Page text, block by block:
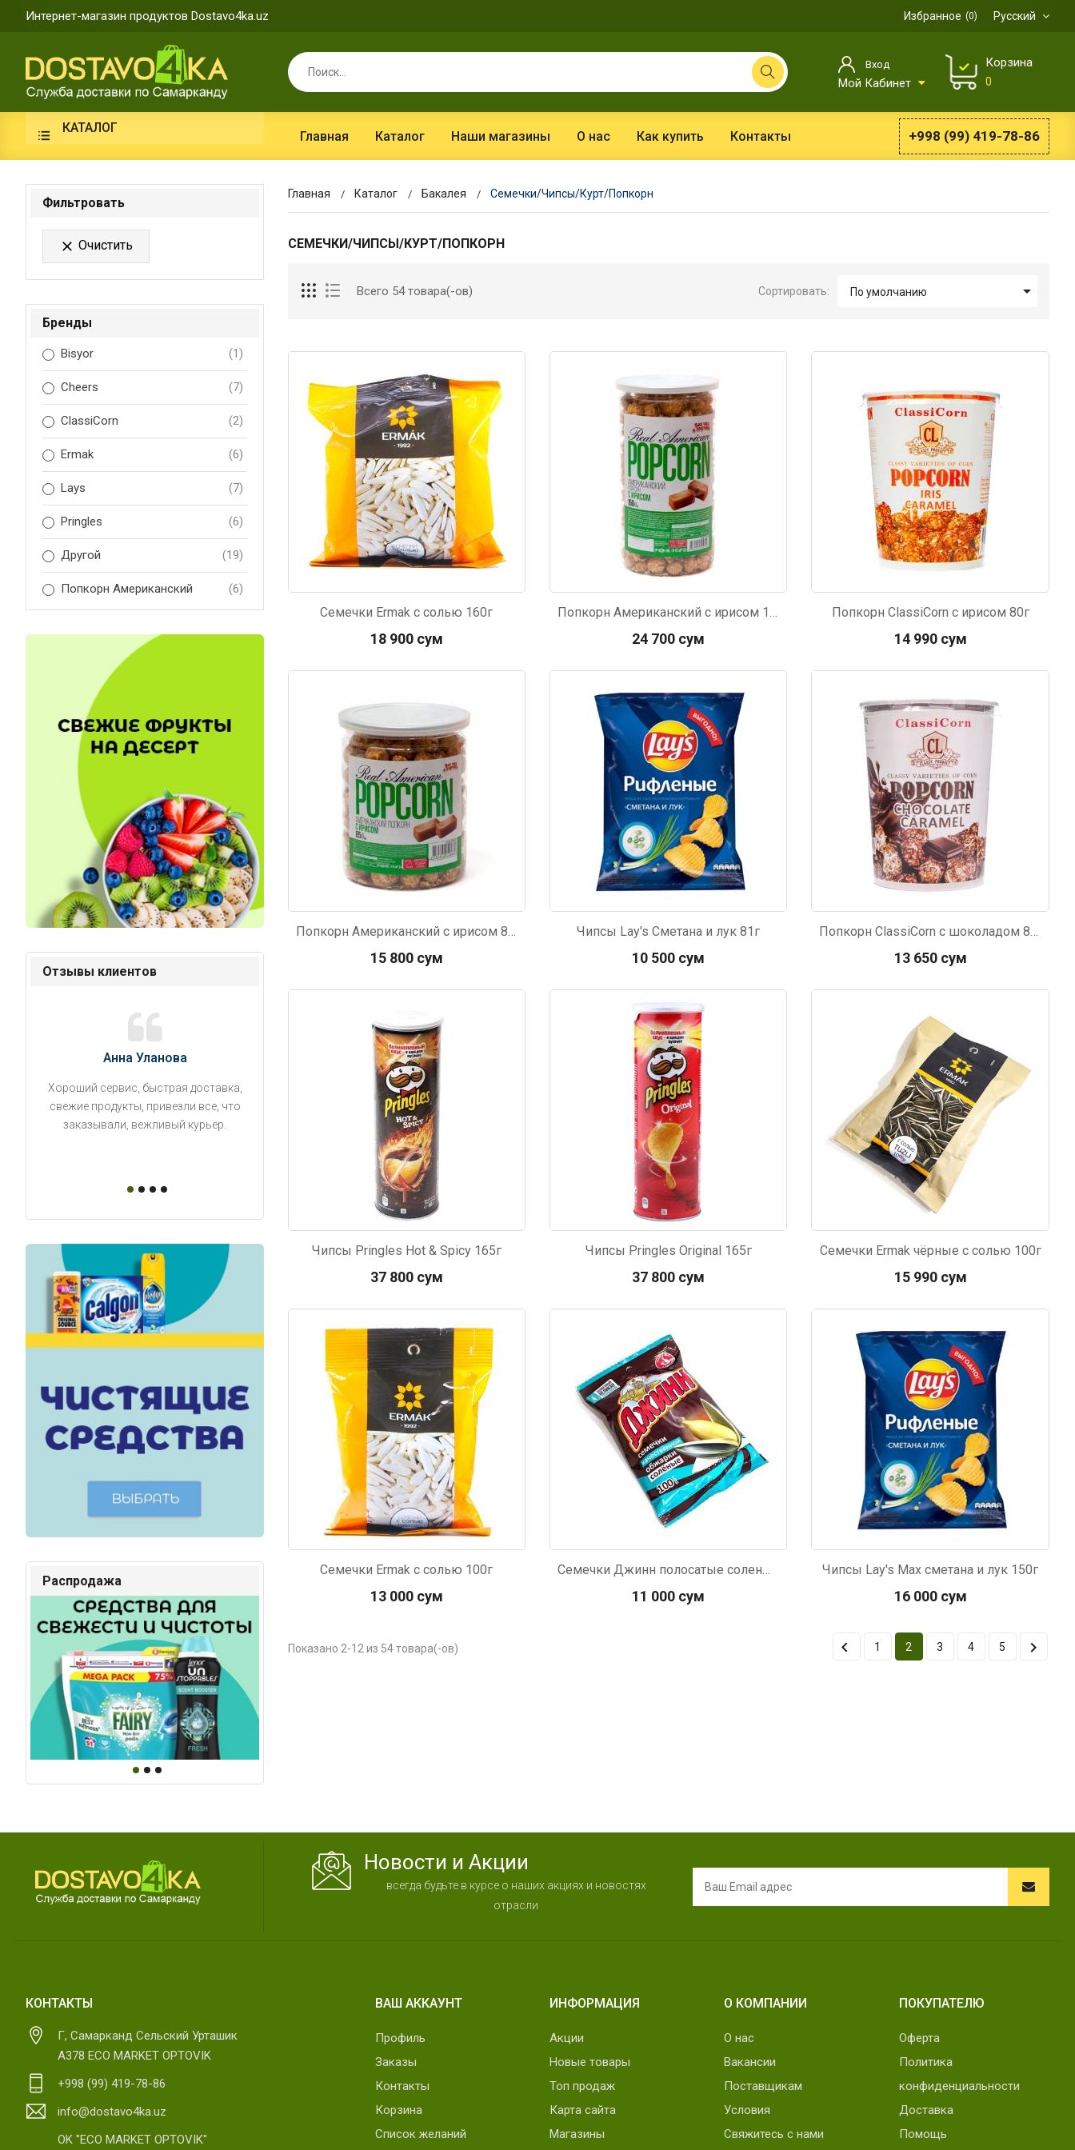
Интернет-магазин продуктов Dostavo4ka.uz Русский
Избранное 0
Вход
Мой Кабинет
Корзина
0
КАТАЛОГ
Главная Каталог Наши магазины О нас Как купить Контакты +998 (99) 419-78-86
Фильтровать
 Очистить
Бренды
Bisyor (1)
Cheers (7)
ClassiCorn (2)
Ermak (6)
Lays (7)
Pringles (6)
Другой (19)
Попкорн Американский (6)
Отзывы клиентов
Анна Уланова
Хороший сервис, быстрая доставка,
свежие продукты, привезли все, что
заказывали, вежливый курьер.
Александр П.
Продукты привезли в указанное
время. Занесли на 5 этаж без лифта,
аккуратно поставили. Всё хорошо
упаковано, свежее и вкусное.
Лежу в больнице, сделала заказ, все
времени. Курьер Анвар, спасибо ему!
Вежливый и отзывчивый персонал.
Оформляют заказ и доставляют
максимально быстро. Покупал мясо
и овощи. Мясо свежее. Очень
доволен. Буду покупать ещё.
Распродажа
Главная Каталог Бакалея Семечки/Чипсы/Курт/Попкорн
СЕМЕЧКИ/ЧИПСЫ/КУРТ/ПОПКОРН
Всего 54 товара(-ов) По умолчанию 
Сортировать:
Код: 51
Семечки Ermak с солью 160г
18 900 сум
Попкорн Американский с ирисом 150г
24 700 сум
Попкорн ClassiCorn с ирисом 80г
14 990 сум
Код: 3908
Попкорн Американский с ирисом 85г
15 800 сум
Чипсы Lay's Сметана и лук 81г
10 500 сум
Попкорн ClassiCorn с шоколадом 80г
13 650 сум
Чипсы Pringles Hot & Spicy 165г
37 800 сум
Чипсы Pringles Original 165г
37 800 сум
Семечки Ermak чёрные с солью 100г
15 990 сум
Код: 4174
Семечки Ermak с солью 100г
13 000 сум
Код: 4442
Семечки Джинн полосатые соленые 100г
11 000 сум
Чипсы Lay's Max сметана и лук 150г
16 000 сум
Показано 2-12 из 54 товара(-ов)  1 2 3 4 5 
Новости и Акции
всегда будьте в курсе о наших акциях и новостях
отрасли
КОНТАКТЫ
Г, Самарканд Сельский Урташик
А378 ECO MARKET OPTOVIK
+998 (99) 419-78-86
info@dostavo4ka.uz
OK "ECO MARKET OPTOVIK"
ВАШ АККАУНТ
Профиль
Заказы
Контакты
Корзина
Список желаний
ИНФОРМАЦИЯ
Акции
Новые товары
Топ продаж
Карта сайта
Магазины
О КОМПАНИИ
О нас
Вакансии
Поставщикам
Условия
Свяжитесь с нами
ПОКУПАТЕЛЮ
Оферта
Политика
конфиденциальности
Доставка
Помощь